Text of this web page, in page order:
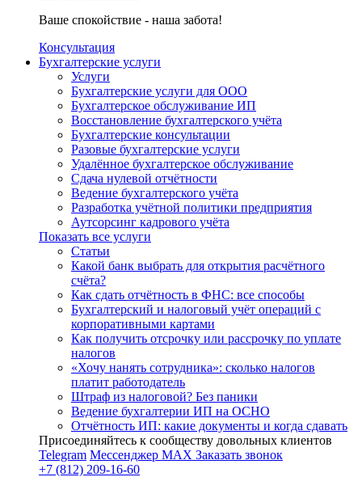
Ваше спокойствие - наша забота!
Консультация
Бухгалтерские услуги
Услуги
Бухгалтерские услуги для ООО
Бухгалтерское обслуживание ИП
Восстановление бухгалтерского учёта
Бухгалтерские консультации
Разовые бухгалтерские услуги
Удалённое бухгалтерское обслуживание
Сдача нулевой отчётности
Ведение бухгалтерского учёта
Разработка учётной политики предприятия
Аутсорсинг кадрового учёта
Показать все услуги
Статьи
Какой банк выбрать для открытия расчётного
счёта?
Как сдать отчётность в ФНС: все способы
Бухгалтерский и налоговый учёт операций с
корпоративными картами
Как получить отсрочку или рассрочку по уплате
налогов
«Хочу нанять сотрудника»: сколько налогов
платит работодатель
Штраф из налоговой? Без паники
Ведение бухгалтерии ИП на ОСНО
Отчётность ИП: какие документы и когда сдавать
Присоединяйтесь к сообществу довольных клиентов
Telegram Мессенджер MAX Заказать звонок
+7 (812) 209-16-60